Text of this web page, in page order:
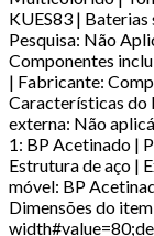
KUES83 | Baterias
Pesquisa: Não
Componentes
| Fabricante:
Características do
externa: Não
1: BP Acetinado |
Estrutura de aço |
móvel: BP
Dimensões do item